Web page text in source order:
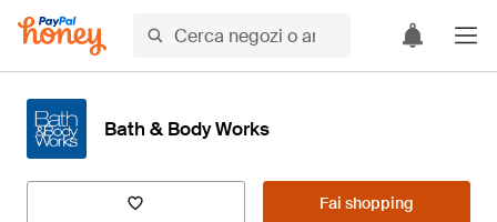
Bath & Body Works
Fai shopping